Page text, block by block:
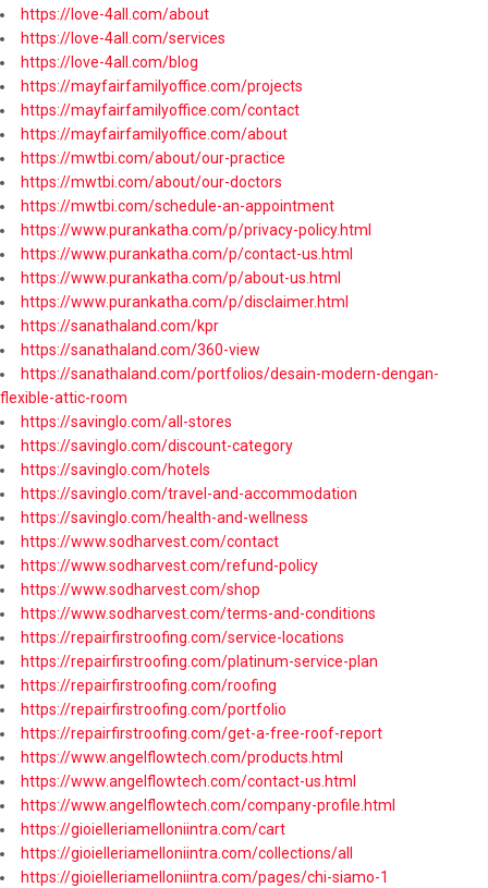
https://love-4all.com/about
https://love-4all.com/services
https://love-4all.com/blog
https://mayfairfamilyoffice.com/projects
https://mayfairfamilyoffice.com/contact
https://mayfairfamilyoffice.com/about
https://mwtbi.com/about/our-practice
https://mwtbi.com/about/our-doctors
https://mwtbi.com/schedule-an-appointment
https://www.purankatha.com/p/privacy-policy.html
https://www.purankatha.com/p/contact-us.html
https://www.purankatha.com/p/about-us.html
https://www.purankatha.com/p/disclaimer.html
https://sanathaland.com/kpr
https://sanathaland.com/360-view
https://sanathaland.com/portfolios/desain-modern-dengan-
flexible-attic-room
https://savinglo.com/all-stores
https://savinglo.com/discount-category
https://savinglo.com/hotels
https://savinglo.com/travel-and-accommodation
https://savinglo.com/health-and-wellness
https://www.sodharvest.com/contact
https://www.sodharvest.com/refund-policy
https://www.sodharvest.com/shop
https://www.sodharvest.com/terms-and-conditions
https://repairfirstroofing.com/service-locations
https://repairfirstroofing.com/platinum-service-plan
https://repairfirstroofing.com/roofing
https://repairfirstroofing.com/portfolio
https://repairfirstroofing.com/get-a-free-roof-report
https://www.angelflowtech.com/products.html
https://www.angelflowtech.com/contact-us.html
https://www.angelflowtech.com/company-profile.html
https://gioielleriamelloniintra.com/cart
https://gioielleriamelloniintra.com/collections/all
https://gioielleriamelloniintra.com/pages/chi-siamo-1